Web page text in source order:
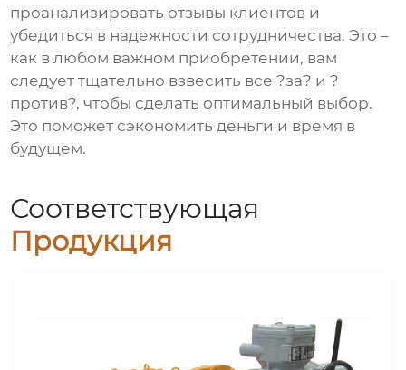
проанализировать отзывы клиентов и
убедиться в надежности сотрудничества. Это –
как в любом важном приобретении, вам
следует тщательно взвесить все ?за? и ?
против?, чтобы сделать оптимальный выбор.
Это поможет сэкономить деньги и время в
будущем.
Соответствующая
Продукция